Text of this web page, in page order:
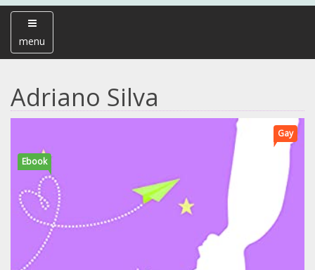
menu
Adriano Silva
Ebook
Gay